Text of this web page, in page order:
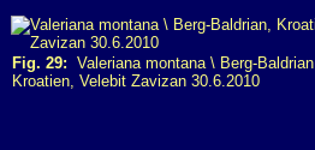
Fig. 29: Valeriana montana \ Berg-Baldrian
Kroatien, Velebit Zavizan 30.6.2010